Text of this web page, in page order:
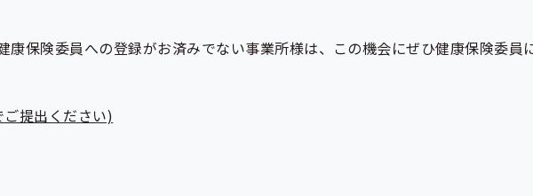
保険委員への登録がお済みでない事業所様は、この機会にぜひ健康保険委
提出ください)